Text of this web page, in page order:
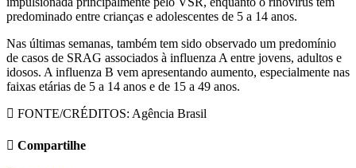
predominado entre crianças e adolescentes de 5 a 14 anos.
Nas últimas semanas, também tem sido observado um predomínio
de casos de SRAG associados à influenza A entre jovens, adultos e
idosos. A influenza B vem apresentando aumento, especialmente nas
faixas etárias de 5 a 14 anos e de 15 a 49 anos.
FONTE/CRÉDITOS: Agência Brasil
Compartilhe